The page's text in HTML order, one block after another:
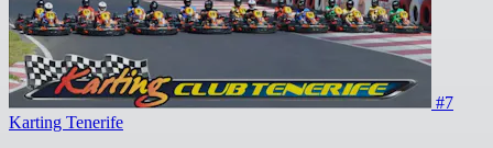
#7
Karting Tenerife